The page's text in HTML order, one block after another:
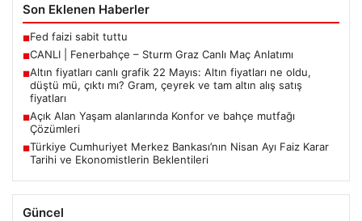
Son Eklenen Haberler
■Fed faizi sabit tuttu
■CANLI | Fenerbahçe – Sturm Graz Canlı Maç Anlatımı
■Altın fiyatları canlı grafik 22 Mayıs: Altın fiyatları ne oldu,
düştü mü, çıktı mı? Gram, çeyrek ve tam altın alış satış
fiyatları
■Açık Alan Yaşam alanlarında Konfor ve bahçe mutfağı
Çözümleri
■Türkiye Cumhuriyet Merkez Bankası’nın Nisan Ayı Faiz Karar
Tarihi ve Ekonomistlerin Beklentileri
Güncel